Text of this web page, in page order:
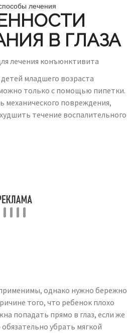
лечения
В ГЛАЗА
младшего возраста
только с помощью пипетки.
механического повреждения,
течение воспалительного
однако нужно бережно
того, что ребенок плохо
попадать прямо в глаз, если же
убрать мягкой